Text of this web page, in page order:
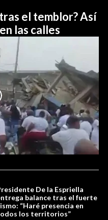
el temblor? Así
las calles
De la Espriella
balance tras el fuerte
“Haré presencia en
los territorios”